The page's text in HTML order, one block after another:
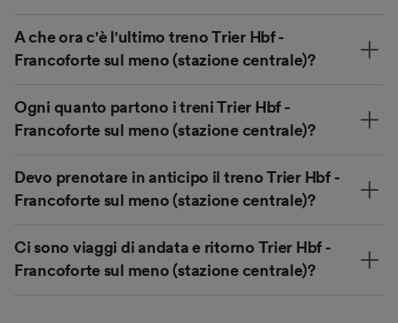
A che ora c'è l'ultimo treno Trier Hbf -
Francoforte sul meno (stazione centrale)?
Ogni quanto partono i treni Trier Hbf -
Francoforte sul meno (stazione centrale)?
Devo prenotare in anticipo il treno Trier Hbf -
Francoforte sul meno (stazione centrale)?
Ci sono viaggi di andata e ritorno Trier Hbf -
Francoforte sul meno (stazione centrale)?